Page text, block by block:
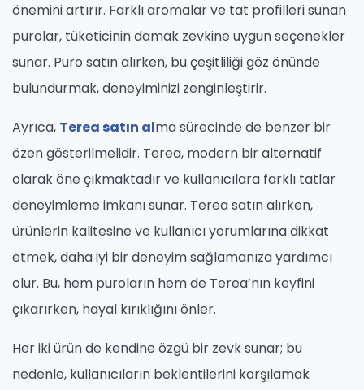
önemini artırır. Farklı aromalar ve tat profilleri sunan
purolar, tüketicinin damak zevkine uygun seçenekler
sunar. Puro satın alırken, bu çeşitliliği göz önünde
bulundurmak, deneyiminizi zenginleştirir.
Ayrıca, Terea satın alma sürecinde de benzer bir
özen gösterilmelidir. Terea, modern bir alternatif
olarak öne çıkmaktadır ve kullanıcılara farklı tatlar
deneyimleme imkanı sunar. Terea satın alırken,
ürünlerin kalitesine ve kullanıcı yorumlarına dikkat
etmek, daha iyi bir deneyim sağlamanıza yardımcı
olur. Bu, hem puroların hem de Terea’nın keyfini
çıkarırken, hayal kırıklığını önler.
Her iki ürün de kendine özgü bir zevk sunar; bu
nedenle, kullanıcıların beklentilerini karşılamak